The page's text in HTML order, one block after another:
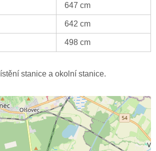
647 cm
642 cm
498 cm
stanice a okolní stanice.